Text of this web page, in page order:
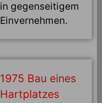
in gegenseitigem
Einvernehmen.
1975 Bau eines
Hartplatzes